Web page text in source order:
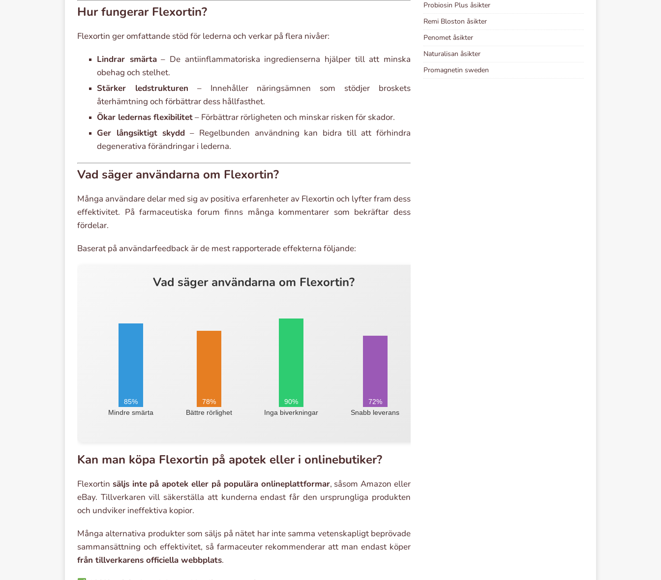
Hur fungerar Flexortin?
Flexortin ger omfattande stöd för lederna och verkar på flera nivåer:
Lindrar smärta– De antiinflammatoriska ingredienserna hjälper till att minska
obehag och stelhet.
Stärker ledstrukturen – Innehåller näringsämnen som stödjer broskets
återhämtning och förbättrar dess hållfasthet.
Ökar ledernas flexibilitet– Förbättrar rörligheten och minskar risken för skador.
Ger långsiktigt skydd – Regelbunden användning kan bidra till att förhindra
degenerativa förändringar i lederna.
Vad säger användarna om Flexortin?
Många användare delar med sig av positiva erfarenheter av Flexortin och lyfter fram dess
effektivitet. På farmaceutiska forum finns många kommentarer som bekräftar dess
fördelar.
Baserat på användarfeedback är de mest rapporterade effekterna följande:
Vad säger användarna om Flexortin?
85%
Mindre smärta
78%
Bättre rörlighet
90%
Inga biverkningar
72%
Snabb leverans
Kan man köpa Flexortin på apotek eller i onlinebutiker?
Flexortin säljs inte på apotek eller på populära onlineplattformar, såsom Amazon eller
eBay. Tillverkaren vill säkerställa att kunderna endast får den ursprungliga produkten
och undviker ineffektiva kopior.
Många alternativa produkter som säljs på nätet har inte samma vetenskapligt beprövade
sammansättning och effektivitet, så farmaceuter rekommenderar att man endast köper
från tillverkarens officiella webbplats.
Probiosin Plus åsikter
Remi Bloston åsikter
Penomet åsikter
Naturalisan åsikter
Promagnetin sweden